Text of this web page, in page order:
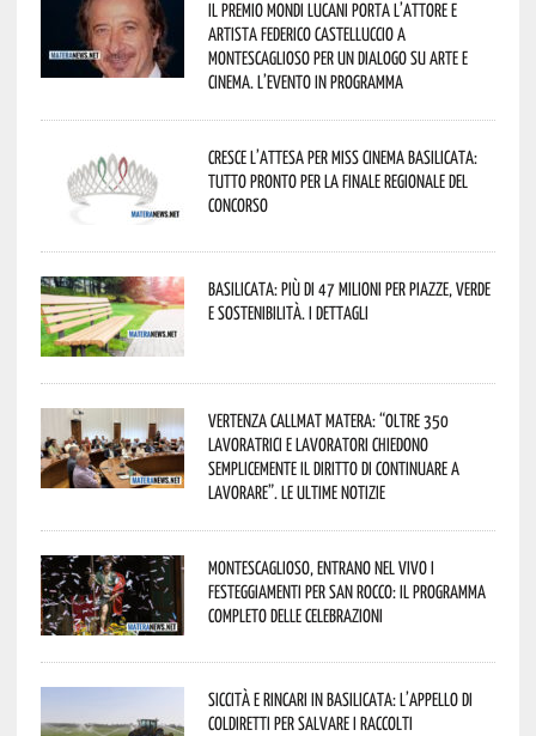
Il Premio Mondi Lucani porta l’attore e
artista Federico Castelluccio a
Montescaglioso per un dialogo su arte e
cinema. L’evento in programma
Cresce l’attesa per Miss Cinema Basilicata:
tutto pronto per la finale regionale del
concorso
Basilicata: più di 47 milioni per piazze, verde
e sostenibilità. I dettagli
Vertenza CallMat Matera: “Oltre 350
lavoratrici e lavoratori chiedono
semplicemente il diritto di continuare a
lavorare”. Le ultime notizie
Montescaglioso, entrano nel vivo i
festeggiamenti per San Rocco: il programma
completo delle celebrazioni
Siccità e rincari in Basilicata: l’appello di
Coldiretti per salvare i raccolti